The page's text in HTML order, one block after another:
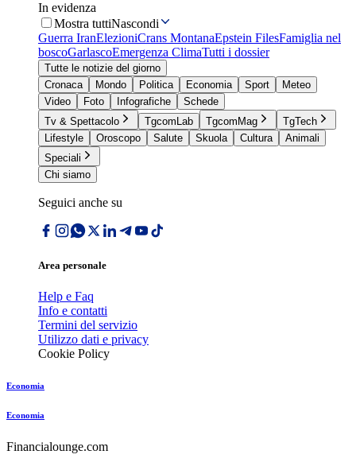
In evidenza
Mostra tuttiNascondi
Guerra IranElezioniCrans MontanaEpstein FilesFamiglia nel
boscoGarlascoEmergenza ClimaTutti i dossier
Tutte le notizie del giorno
Cronaca
Mondo Politica Economia Sport
Meteo
Video
Foto Infografiche
Schede
Tv & Spettacolo
TgcomLab TgcomMag
TgTech
Lifestyle
Oroscopo Salute Skuola Cultura
Animali
Speciali
Chi siamo
Seguici anche su
Area personale
Help e Faq
Info e contatti
Termini del servizio
Utilizzo dati e privacy
Cookie Policy
Economia
Economia
Financialounge.com